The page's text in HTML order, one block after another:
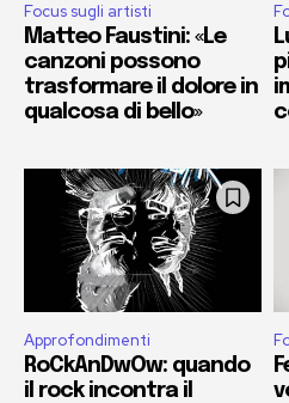
Focus sugli artisti
Matteo Faustini: «Le
canzoni possono
trasformare il dolore in
qualcosa di bello»
Approfondimenti
RoCkAnDwOw: quando
il rock incontra il